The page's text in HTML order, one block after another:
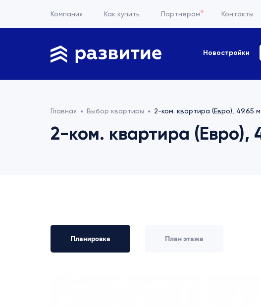
Компания Как купить Партнерам Контакты
Новостройки
Главная Выбор квартиры 2-ком. квартира (Евро), 49.65
2-ком. квартира (Евро),
Планировка План этажа